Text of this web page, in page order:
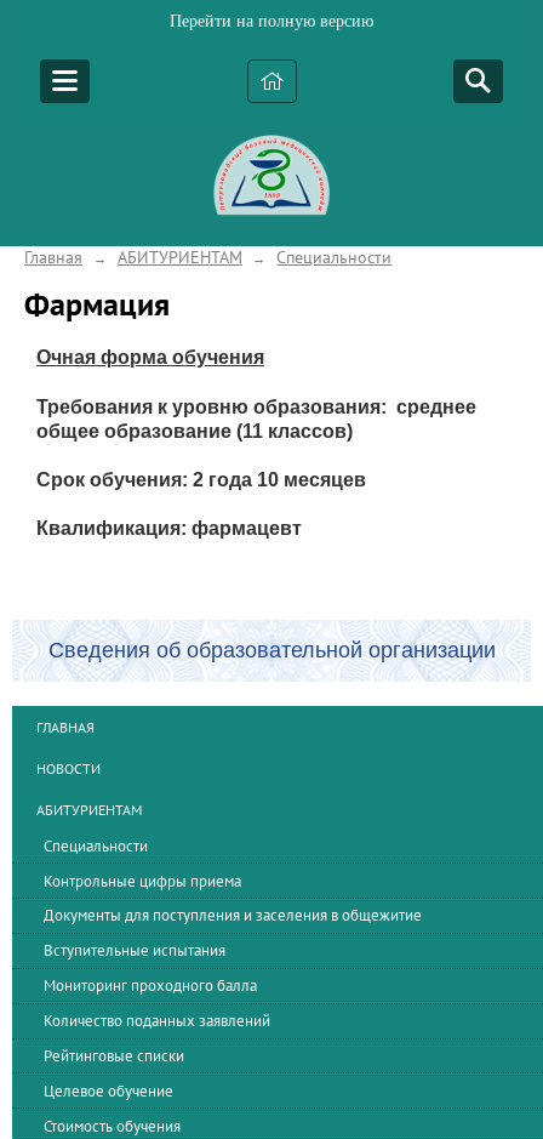
Перейти на полную версию
Главная → АБИТУРИЕНТАМ → Специальности
Фармация
Очная форма обучения
Требования к уровню образования: среднее
общее образование (11 классов)
Срок обучения: 2 года 10 месяцев
Квалификация: фармацевт
Сведения об образовательной организации
ГЛАВНАЯ
НОВОСТИ
АБИТУРИЕНТАМ
Специальности
Контрольные цифры приема
Документы для поступления и заселения в общежитие
Вступительные испытания
Мониторинг проходного балла
Количество поданных заявлений
Рейтинговые списки
Целевое обучение
Стоимость обучения